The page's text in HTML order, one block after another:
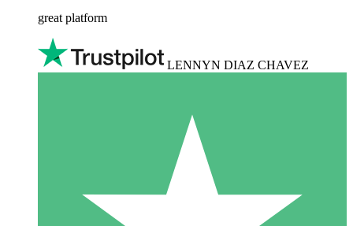
great platform
LENNYN DIAZ CHAVEZ